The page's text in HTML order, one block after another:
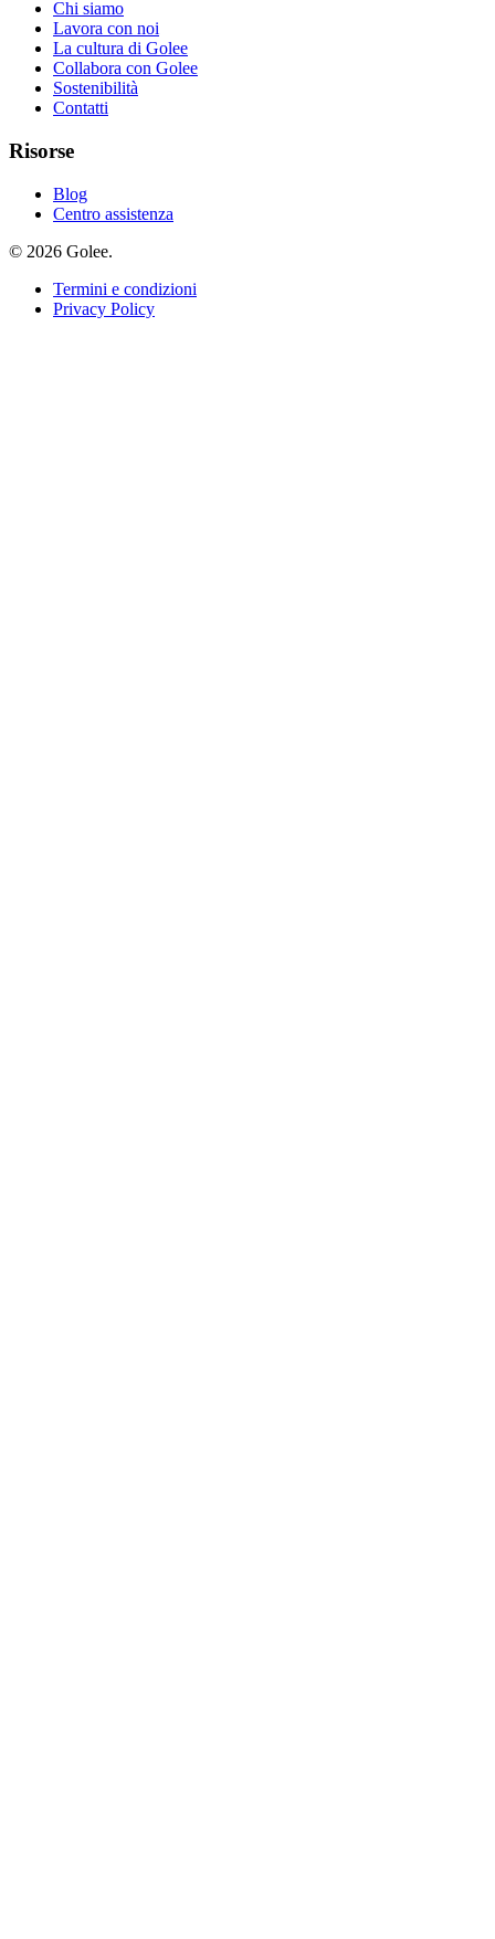
Chi siamo
Lavora con noi
La cultura di Golee
Collabora con Golee
Sostenibilità
Contatti
Risorse
Blog
Centro assistenza
© 2026 Golee.
Termini e condizioni
Privacy Policy